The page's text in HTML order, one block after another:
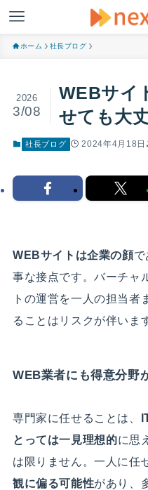
ホーム 社長ブログ
WEBサイ
せても大
2026
3/08
社長ブログ 2024年4月18日
WEBサイトは企業の顔で
事な接点です。バーチャ
トの運営を一人の担当者
ることはリスクが伴いま
WEB業者にも得意分野
専門家に任せることは、
とっては一見理想的に思
は限りません。一人に任
観に偏る可能性があり、